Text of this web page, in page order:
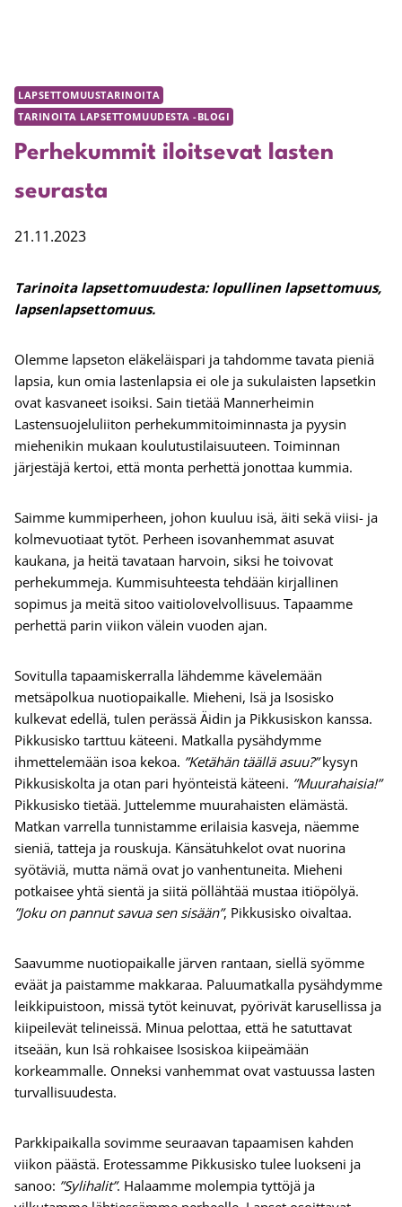
LAPSETTOMUUSTARINOITA
TARINOITA LAPSETTOMUUDESTA -BLOGI
Perhekummit iloitsevat lasten
seurasta
21.11.2023
Tarinoita lapsettomuudesta:lopullinen lapsettomuus,
lapsenlapsettomuus.
Olemme lapseton eläkeläispari ja tahdomme tavata pieniä
lapsia, kun omia lastenlapsia ei ole ja sukulaisten lapsetkin
ovat kasvaneet isoiksi. Sain tietää Mannerheimin
Lastensuojeluliiton perhekummitoiminnasta ja pyysin
miehenikin mukaan koulutustilaisuuteen. Toiminnan
järjestäjä kertoi, että monta perhettä jonottaa kummia.
Saimme kummiperheen, johon kuuluu isä, äiti sekä viisi- ja
kolmevuotiaat tytöt. Perheen isovanhemmat asuvat
kaukana, ja heitä tavataan harvoin, siksi he toivovat
perhekummeja. Kummisuhteesta tehdään kirjallinen
sopimus ja meitä sitoo vaitiolovelvollisuus. Tapaamme
perhettä parin viikon välein vuoden ajan.
Sovitulla tapaamiskerralla lähdemme kävelemään
metsäpolkua nuotiopaikalle. Mieheni, Isä ja Isosisko
kulkevat edellä, tulen perässä Äidin ja Pikkusiskon kanssa.
Pikkusisko tarttuu käteeni. Matkalla pysähdymme
ihmettelemään isoa kekoa. ”Ketähän täällä asuu?”kysyn
Pikkusiskolta ja otan pari hyönteistä käteeni. ”Muurahaisia!”
Pikkusisko tietää. Juttelemme muurahaisten elämästä.
Matkan varrella tunnistamme erilaisia kasveja, näemme
sieniä, tatteja ja rouskuja. Känsätuhkelot ovat nuorina
syötäviä, mutta nämä ovat jo vanhentuneita. Mieheni
potkaisee yhtä sientä ja siitä pöllähtää mustaa itiöpölyä.
”Joku on pannut savua sen sisään”, Pikkusisko oivaltaa.
Saavumme nuotiopaikalle järven rantaan, siellä syömme
eväät ja paistamme makkaraa. Paluumatkalla pysähdymme
leikkipuistoon, missä tytöt keinuvat, pyörivät karusellissa ja
kiipeilevät telineissä. Minua pelottaa, että he satuttavat
itseään, kun Isä rohkaisee Isosiskoa kiipeämään
korkeammalle. Onneksi vanhemmat ovat vastuussa lasten
turvallisuudesta.
Parkkipaikalla sovimme seuraavan tapaamisen kahden
viikon päästä. Erotessamme Pikkusisko tulee luokseni ja
sanoo: ”Sylihalit”. Halaamme molempia tyttöjä ja